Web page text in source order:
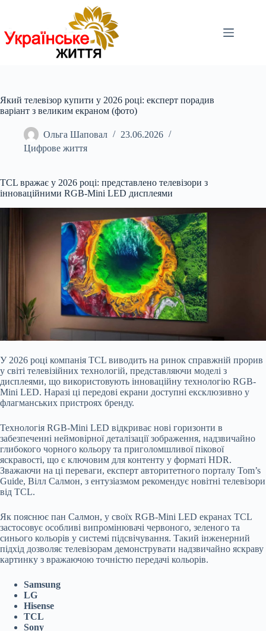
Який телевізор купити у 2026 році: експерт порадив
варіант з великим екраном (фото)
Ольга Шаповал
23.06.2026
Цифрове життя
TCL вражає у 2026 році: представлено телевізори з
інноваційними RGB-Mini LED дисплеями
У 2026 році компанія TCL виводить на ринок справжній прорив
у світі телевізійних технологій, представляючи моделі з
дисплеями, що використовують інноваційну технологію RGB-
Mini LED. Наразі ці передові екрани доступні ексклюзивно у
флагманських пристроях бренду.
Технологія RGB-Mini LED відкриває нові горизонти в
забезпеченні неймовірної деталізації зображення, надзвичайно
глибокого чорного кольору та приголомшливої пікової
яскравості, що є ключовим для контенту у форматі HDR.
Зважаючи на ці переваги, експерт авторитетного порталу Tom’s
Guide, Вілл Салмон, з ентузіазмом рекомендує новітні телевізори
від TCL.
Як пояснює пан Салмон, у своїх RGB-Mini LED екранах TCL
застосовує особливі випромінювачі червоного, зеленого та
синього кольорів у системі підсвічування. Такий інженерний
підхід дозволяє телевізорам демонструвати надзвичайно яскраву
картинку з вражаючою точністю передачі кольорів.
Samsung
LG
Hisense
TCL
Sony